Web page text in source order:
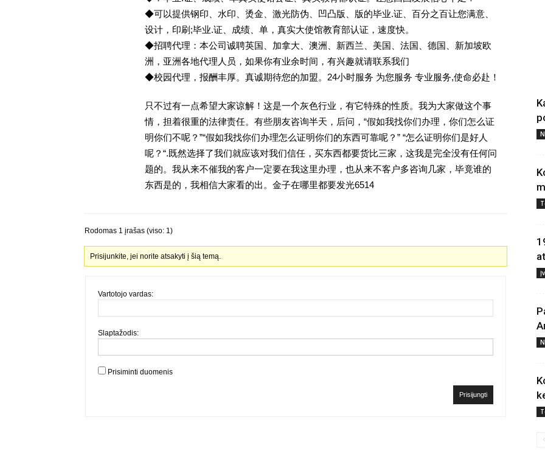
◆可以提供钢印、水印、烫金、激光防伪、凹凸版、版的毕业.证、百分之百让您满意、
设计，印刷;毕业.证、成绩、单，真实大使馆教育部认证，速度快。
◆招聘代理：本公司诚聘英国、加拿大、澳洲、新西兰、美国、法国、德国、新加坡欧
洲，亚洲各地代理人员，如果你有业余时间，有兴趣就请联系我们
◆校园代理，报酬丰厚。真诚期待您的加盟。24小时服务 为您服务 专业服务,使命必赴！
只不过有一点希望大家谅解！这是一个灰色行业，有它特殊的性质。我为大家做这个事
情，担着很重的法律责任。有些朋友咨询半天，后问，“假如我找你们办理，你们怎么证
明你们不呢？”“假如我找你们办理怎么证明你们的东西可靠呢？” “怎么证明你们是好人
呢？“.既然选择了我们就应该对我们信任，买东西都要货比三家，这我是完全没有任何问
题的。我从来不催我的客户一定要在我这里办理，也从来不客户多咨询几家，毕竟谁的
东西是的，我相信大家看的出。金子在哪里都要发光6514
Rodomas 1 įrašas (viso: 1)
Prisijunkite, jei norite atsakyti į šią temą.
Vartotojo vardas:
Slaptažodis:
Prisiminti duomenis
Prisijungti